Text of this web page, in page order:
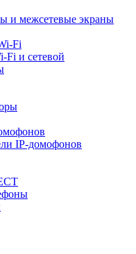
и межсетевые экраны
Fi
Fi и сетевой
IP-домофонов